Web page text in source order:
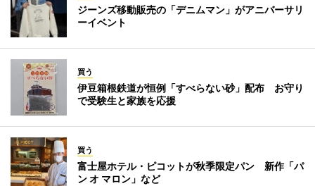
ジーンズ移動販売の「デニムマン」がアニバーサリ
ーイベント
買う
伊豆箱根鉄道が恒例「すべらない砂」配布 お守り
で受験生と家族を応援
買う
富士屋ホテル・ピコットが秋季限定パン 新作「パ
ン オ マロン」など